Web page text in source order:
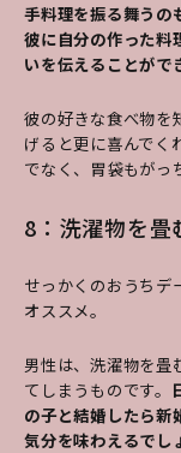
手料理を振る舞うの
彼に自分の作った料
いを伝えることが
彼の好きな食べ物を
げると更に喜んでく
でなく、胃袋もがっ
8：洗濯物を畳
せっかくのおうちデ
オススメ。
男性は、洗濯物を畳
てしまうものです。
の子と結婚したら新
気分を味わえるで